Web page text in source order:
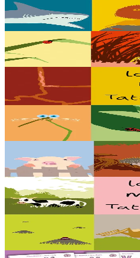
spont gant ar...
Er stok16,00 €
5 bloaz hag ouzhpenn
TES
Loened munut
Dozviñ a reont vioù, flemmañ a
gwech a vez ez eont a-stlej : setu
Tatsu Nagata !...
TES
Loened ar maezioù
Speuñial a reont, debriñ geot,
chom pe dozviñ vioù a reont : setu
c’helenner Tastu Nagata !...
16,00 €
6 vloaz hag ouzhpenn